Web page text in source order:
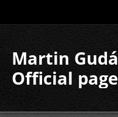
Martin
Official page